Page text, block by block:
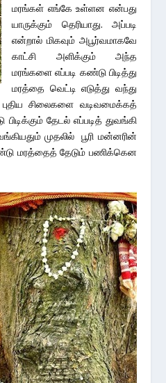
மரங்கள் எங்கே உள்ளன என்பது
யாருக்கும் தெரியாது. அப்படி
என்றால் மிகவும் அபூர்வமாகவே
காட்சி அளிக்கும் அந்த
மரங்களை எப்படி கண்டு பிடித்து
மரத்தை வெட்டி எடுத்து வந்து
சிலைகளை வடிவமைக்கத்
தேடல் எப்படித் துவங்கி
முதலில் பூரி மன்னரின்
மரத்தைத் தேடும் பணிக்கென